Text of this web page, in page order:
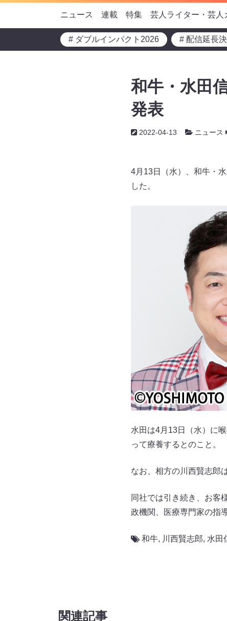
ニュース 連載 特集 芸人ライター・芸人
# ダブルインパクト2026 # 配信延長
和牛・水田
発表
2022-04-13 ニュース
4月13日（水）、和牛・
した。
水田は4月13日（水）に
って療養するとのこと。
なお、相方の川西賢志郎
同社では引き続き、お客
政機関、医療専門家の指
和牛, 川西賢志郎, 水田
関連記事